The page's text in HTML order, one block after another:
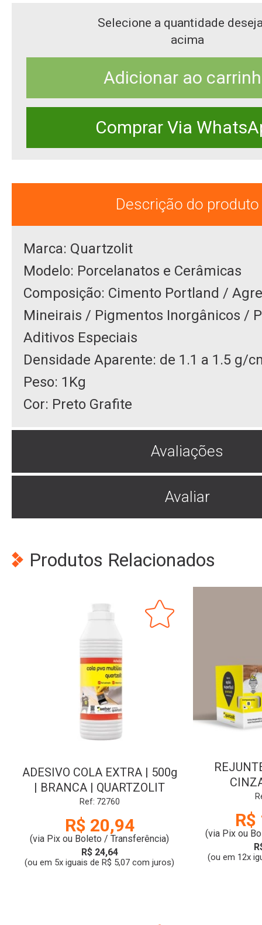
Selecione a quantidade
acima
Adicionar ao
Comprar Via
Descrição do produto
Marca: Quartzolit
Modelo: Porcelanatos e Cerâmicas
Composição: Cimento Portland /
Mineirais / Pigmentos Inorgânicos /
Aditivos Especiais
Densidade Aparente: de 1.1 a 1.5 g/
Peso: 1Kg
Cor: Preto Grafite
Avaliações
Avaliar
Produtos Relacionados
ADESIVO COLA EXTRA | 500g
| BRANCA | QUARTZOLIT
Ref: 72760
R$ 20,94
(via Pix ou Boleto / Transferência)
R$ 24,64
(ou em 5x iguais de R$ 5,07 com juros)
(via Pix ou
(ou em 12x